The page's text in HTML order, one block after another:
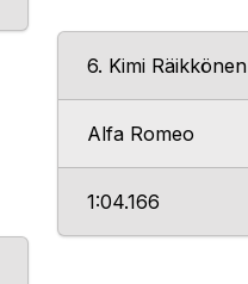
6. Kimi Räikkönen
Alfa Romeo
1:04.166